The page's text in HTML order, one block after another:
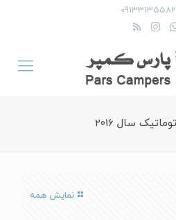
09133135582
نمایش همه